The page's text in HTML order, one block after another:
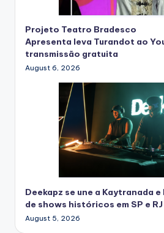
Projeto Teatro Bradesco
Apresenta leva Turandot ao
transmissão gratuita
August 6, 2026
Deekapz se une a Kaytranada e
de shows históricos em SP e RJ
August 5, 2026